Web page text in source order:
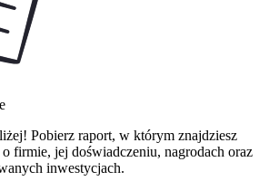
Pobierz raport, w którym znajdziesz
firmie, jej doświadczeniu, nagrodach oraz
inwestycjach.